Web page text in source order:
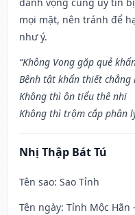
mọi mặt, nên tránh để
như ý.
“Không Vong gặp quẻ
Bệnh tật khẩn thiết chẳng
Không thì ôn tiểu thê nhi
Không thì trộm cắp phân
Nhị Thập Bát Tú
Tên sao: Sao Tỉnh
Tên ngày: Tỉnh Mộc Hãn